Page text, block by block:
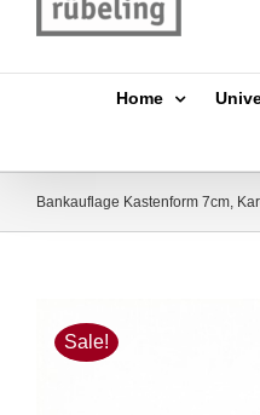
Home
Bankauflage Kastenform 7cm,
Sale!